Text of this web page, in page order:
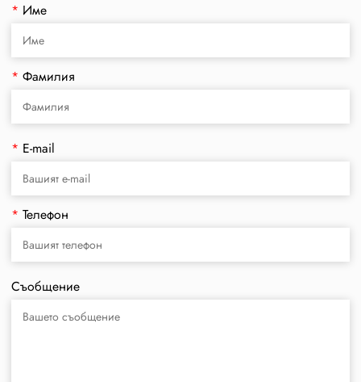
* Име
* Фамилия
* E-mail
* Телефон
Съобщение